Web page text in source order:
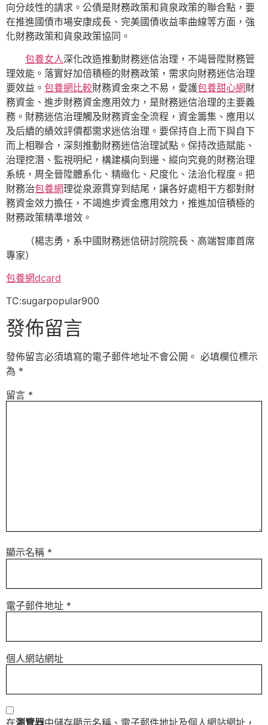
向分歧性的請求。公債是財務政策和貨泉政策的聯合點，要
在推進國債市場安康成長、完美國債收益率曲線等方面，強
化財務政策和貨泉政策協同。
包養女人深化改造推動財務迷信治理，不竭晉陞財務管
理效能。落實好加倍積極的財務政策，需求向財務迷信治理
要效益。 包養網比較財務資金來之不易，愛護包養甜心網財
務資金、進步財務資金應用效力，是財務迷信治理的主要義
務。財務迷信治理觸及財務資金全流程，資金籌集、應用以
及后續的績效評價都需求迷信治理。要保持自上而下與自下
而上相聯合，深刻推動財務迷信治理試點。保持改造賦能、
治理挖潛、監視明紀，構建橫向到邊、縱向究竟的財務治理
系統，周全晉陞體系化、精緻化、尺度化、法治化程度。把
財務治包養網理從泉源貫穿到結尾，讓各好處相干方都對財
務資金效力擔任，不竭進步資金應用效力，推進加倍積極的
財務政策精準增效。
（楊志勇， 系中國財務迷信研討院院長、高端智庫首席
專家）
包養網dcard
TC:sugarpopular900
發佈留言
發佈留言必須填寫的電子郵件地址不會公開。 必填欄位標示
為 *
留言 *
顯示名稱 *
電子郵件地址 *
個人網站網址
在瀏覽器中儲存顯示名稱、電子郵件地址及個人網站網址，